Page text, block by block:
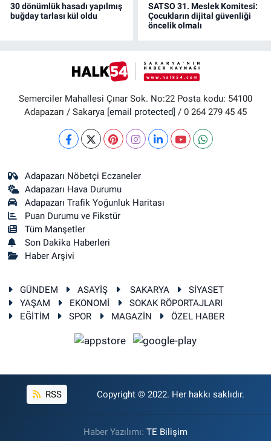
30 dönümlük hasadı yapılmış
buğday tarlası kül oldu
SATSO 31. Meslek Komitesi:
Çocukların dijital güvenliği
öncelik olmalı
Semerciler Mahallesi Çınar Sok. No:22 Posta kodu: 54100
Adapazarı / Sakarya [email protected] / 0 264 279 45 45
Adapazarı Nöbetçi Eczaneler
Adapazarı Hava Durumu
Adapazarı Trafik Yoğunluk Haritası
Puan Durumu ve Fikstür
Tüm Manşetler
Son Dakika Haberleri
Haber Arşivi
GÜNDEM ASAYİŞ SAKARYA
SİYASET
YAŞAM
EKONOMİ
SOKAK RÖPORTAJLARI
EĞİTİM
SPOR MAGAZİN ÖZEL HABER
RSS Copyright © 2022. Her hakkı saklıdır.
Haber Yazılımı: TE Bilişim